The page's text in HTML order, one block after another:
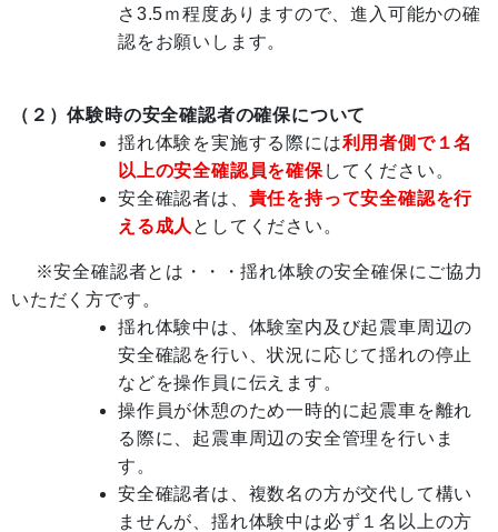
さ3.5ｍ程度ありますので、進入可能かの確
認をお願いします。
（２）体験時の安全確認者の確保について
揺れ体験を実施する際には利用者側で１名
以上の安全確認員を確保 してください。
安全確認者は、 責任を持って安全確認を行
える成人 としてください。
※安全確認者とは・・・揺れ体験の安全確保にご協力
いただく方です。
揺れ体験中は、体験室内及び起震車周辺の
安全確認を行い、状況に応じて揺れの停止
などを操作員に伝えます。
操作員が休憩のため一時的に起震車を離れ
る際に、起震車周辺の安全管理を行いま
す。
安全確認者は、複数名の方が交代して構い
ませんが、揺れ体験中は必ず１名以上の方